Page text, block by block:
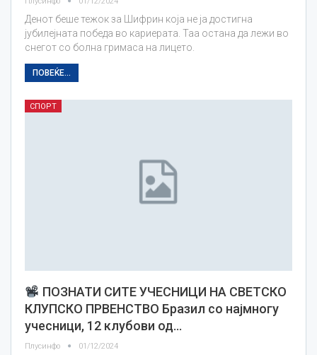
Денот беше тежок за Шифрин која не ја достигна
јубилејната победа во кариерата. Таа остана да лежи во
снегот со болна гримаса на лицето.
ПОВЕЌЕ...
СПОРТ
ПОЗНАТИ СИТЕ УЧЕСНИЦИ НА СВЕТСКО
КЛУПСКО ПРВЕНСТВО Бразил со најмногу
учесници, 12 клубови од…
Плусинфо 01/12/2024